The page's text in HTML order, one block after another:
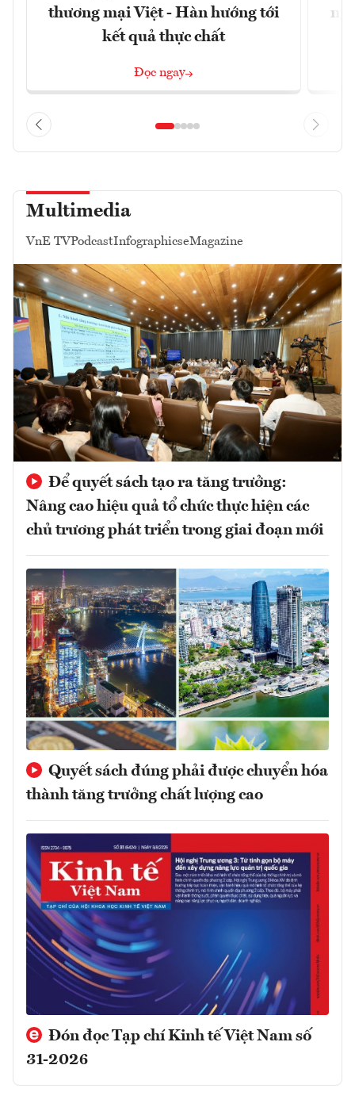
thương mại Việt - Hàn hướng tới
kết quả thực chất
Đọc ngay
Multimedia
VnE TVPodcastInfographicseMagazine
Để quyết sách tạo ra tăng trưởng:
Nâng cao hiệu quả tổ chức thực hiện các
chủ trương phát triển trong giai đoạn mới
Quyết sách đúng phải được chuyển hóa
thành tăng trưởng chất lượng cao
Đón đọc Tạp chí Kinh tế Việt Nam số
31-2026